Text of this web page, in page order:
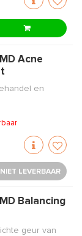
Acne
en
LEVERBAAR
Balancing
geur van